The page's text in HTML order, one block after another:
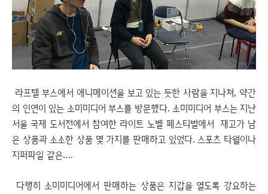
라프텔 부스에서 애니메이션을 보고 있는 듯한 사람을 지나쳐, 약간
의 인연이 있는 소미미디어 부스를 방문했다. 소미미디어 부스는 지난
서울 국제 도서전에서 참여한 라이트 노벨 페스티벌에서 재고가 남
은 상품과 소소한 상품 몇 가지를 판매하고 있었다. 스포츠 타월이나
지퍼파일 같은….
다행히 소미미디어에서 판매하는 상품은 지갑을 열도록 강요하는